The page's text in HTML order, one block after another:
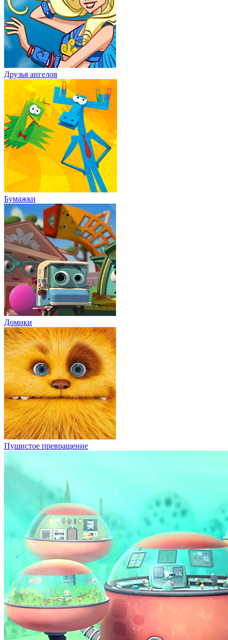
Друзья ангелов
Бумажки
Домики
Пушистое превращение